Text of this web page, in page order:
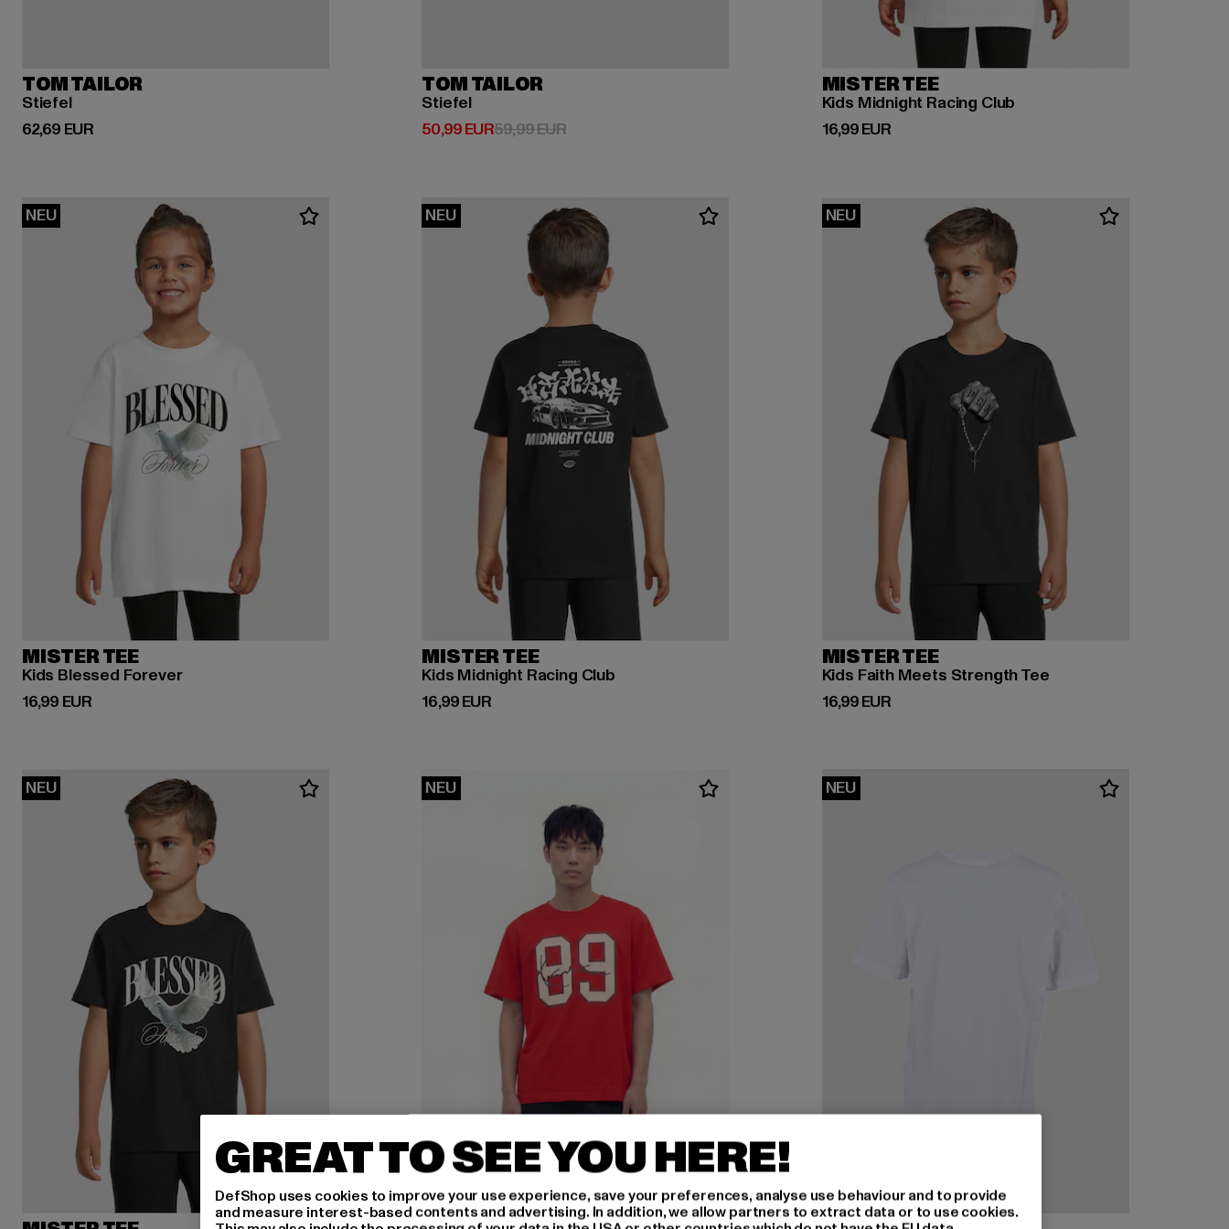
TOM TAILOR
Stiefel
62,69 EUR
Derzeitiger Preis: 62,69 EUR
TOM TAILOR
Stiefel
50,99 EUR
Derzeitiger Preis: 50,99 EUR
59,99 EURAktionspreis: 59,99 EUR
MISTER TEE
Kids Midnight Racing Club
16,99 EUR
Derzeitiger Preis: 16,99 EUR
NEU
MISTER TEE
Kids Blessed Forever
16,99 EUR
Derzeitiger Preis: 16,99 EUR
NEU
MISTER TEE
Kids Midnight Racing Club
16,99 EUR
Derzeitiger Preis: 16,99 EUR
NEU
MISTER TEE
Kids Faith Meets Strength Tee
16,99 EUR
Derzeitiger Preis: 16,99 EUR
NEU NEU NEU
GREAT TO SEE YOU HERE!
DefShop uses cookies to improve your use experience, save your preferences, analyse use behaviour and to provide
and measure interest-based contents and advertising. In addition, we allow partners to extract data or to use cookies.